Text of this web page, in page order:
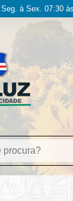
Seg. à Sex. 07:30